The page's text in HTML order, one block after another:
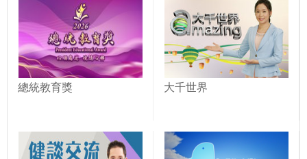
總統教育獎 大千世界